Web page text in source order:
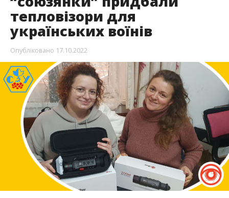
тепловізори для
українських воїнів
Опубліковано 17.10.2022